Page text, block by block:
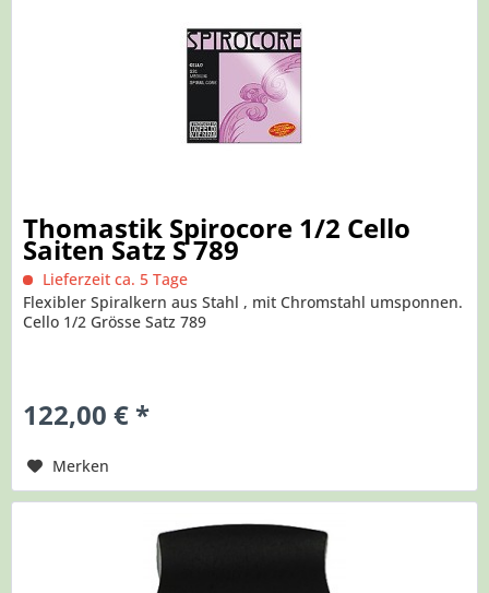
Thomastik Spirocore 1/2 Cello
Saiten Satz S 789
Lieferzeit ca. 5 Tage
Flexibler Spiralkern aus Stahl , mit Chromstahl umsponnen.
Cello 1/2 Grösse Satz 789
122,00 € *
Merken